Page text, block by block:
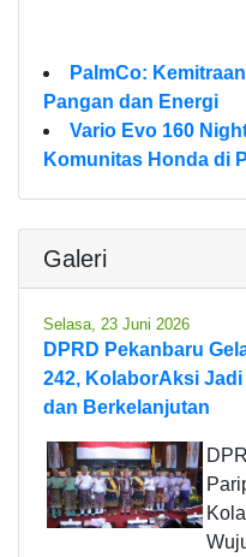
PalmCo:
Pangan dan Energi
Vario Evo 160
Komunitas Honda di
Galeri
Selasa, 23 Juni 2026
DPRD Pekanbaru
242, KolaborAksi
dan Berkelanjutan